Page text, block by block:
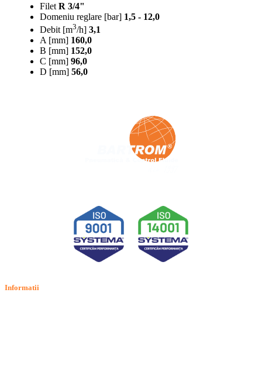
Filet R 3/4"
Domeniu reglare [bar] 1,5 - 12,0
Debit [m3/h] 3,1
A [mm] 160,0
B [mm] 152,0
C [mm] 96,0
D [mm] 56,0
Informatii